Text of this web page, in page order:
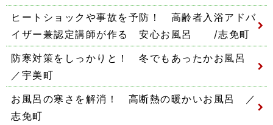
ヒートショックや事故を予防！ 高齢者入浴アドバ
イザー兼認定講師が作る 安心お風呂 /志免町
防寒対策をしっかりと！ 冬でもあったかお風呂
／宇美町
お風呂の寒さを解消！ 高断熱の暖かいお風呂 ／
志免町